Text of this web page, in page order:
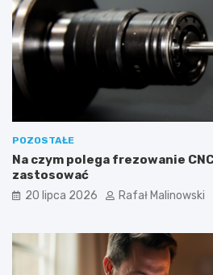
POZOSTAŁE
Na czym polega frezowanie
zastosować
20 lipca 2026 Rafał Malinowski